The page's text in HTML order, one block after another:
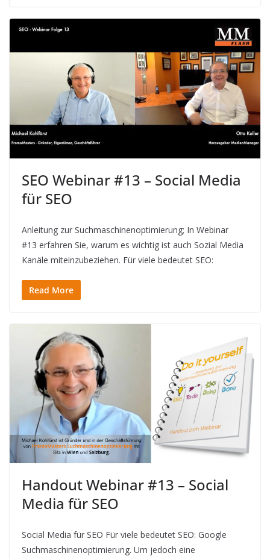
SEO Webinar #13 – Social Media
für SEO
Anleitung zur Suchmaschinenoptimierung; In Webinar
#13 erfahren Sie, warum es wichtig ist auch Sozial Media
Kanäle miteinzubeziehen. Für viele bedeutet SEO:
Read More
Handout Webinar #13 – Social
Media für SEO
Social Media für SEO Für viele bedeutet SEO: Google
Suchmaschinenoptimierung. Um jedoch eine